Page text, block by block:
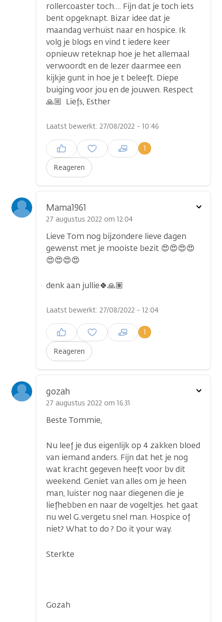
rollercoaster toch…. Fijn dat je toch iets
bent opgeknapt. Bizar idee dat je
maandag verhuist naar en hospice. Ik
volg je blogs en vind t iedere keer
opnieuw reteknap hoe je het allemaal
verwoordt en de lezer daarmee een
kijkje gunt in hoe je t beleeft. Diepe
buiging voor jou en de jouwen. Respect
🙏🏼 Liefs, Esther
Laatst bewerkt: 27/08/2022 - 10:46
Reageren
1
Inloggen om een reactie te
plaatsen
Mama1961
27 augustus 2022 om 12.04
Lieve Tom nog bijzondere lieve dagen
gewenst met je mooiste bezit 😍😍😍😍
😍😍😍😍
denk aan jullie🍀🙏🏽
Laatst bewerkt: 27/08/2022 - 12:04
Reageren
1
Inloggen om een reactie te
plaatsen
Toon
gozah
27 augustus 2022 om 16.31
Beste Tommie,
Nu leef je dus eigenlijk op 4 zakken bloed
van iemand anders. Fijn dat het je nog
wat kracht gegeven heeft voor bv dit
weekend. Geniet van alles om je heen
man, luister nog naar diegenen die je
liefhebben en naar de vogeltjes. het gaat
nu wel G..vergetu snel man. Hospice of
niet? What to do ? Do it your way.
Sterkte
Gozah
Toon